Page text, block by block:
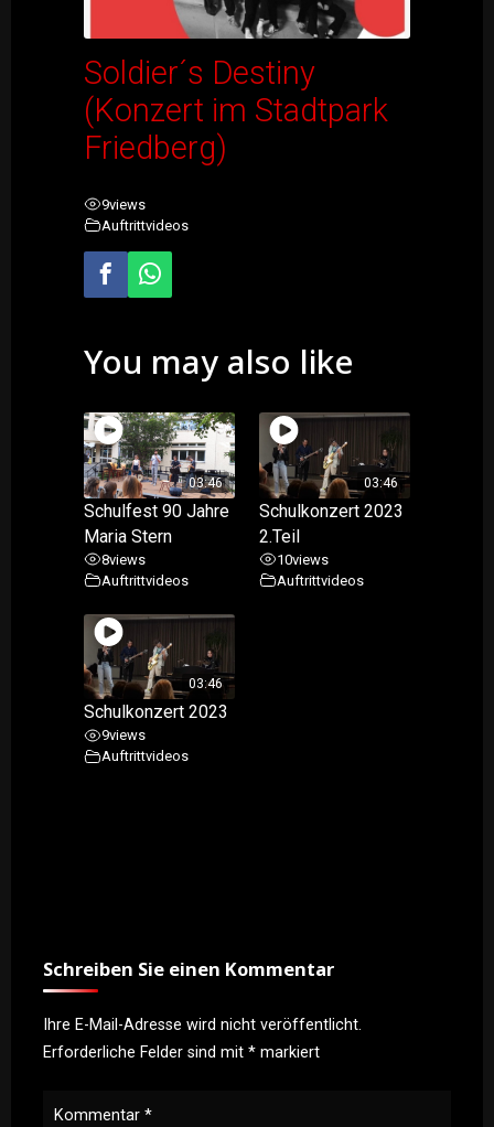
Soldier´s Destiny
(Konzert im Stadtpark
Friedberg)
9views
Auftrittvideos
You may also like
03:46
Schulfest 90 Jahre
Maria Stern
8views
Auftrittvideos
03:46
Schulkonzert 2023
2.Teil
10views
Auftrittvideos
03:46
Schulkonzert 2023
9views
Auftrittvideos
Schreiben Sie einen Kommentar
Ihre E-Mail-Adresse wird nicht veröffentlicht.
Erforderliche Felder sind mit *markiert
Kommentar *